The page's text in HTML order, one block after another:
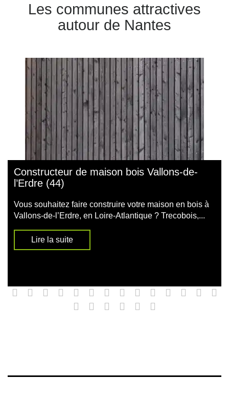
Les communes attractives
autour de Nantes
Constructeur de maison bois Vallons-de-
l’Erdre (44)
Vous souhaitez faire construire votre maison en bois à
Vallons-de-l’Erdre, en Loire-Atlantique ? Trecobois,...
Lire la suite